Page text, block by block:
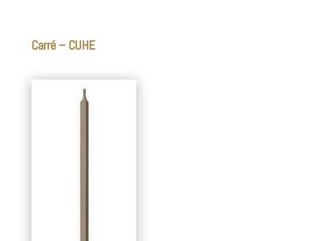
Carré – CUHE